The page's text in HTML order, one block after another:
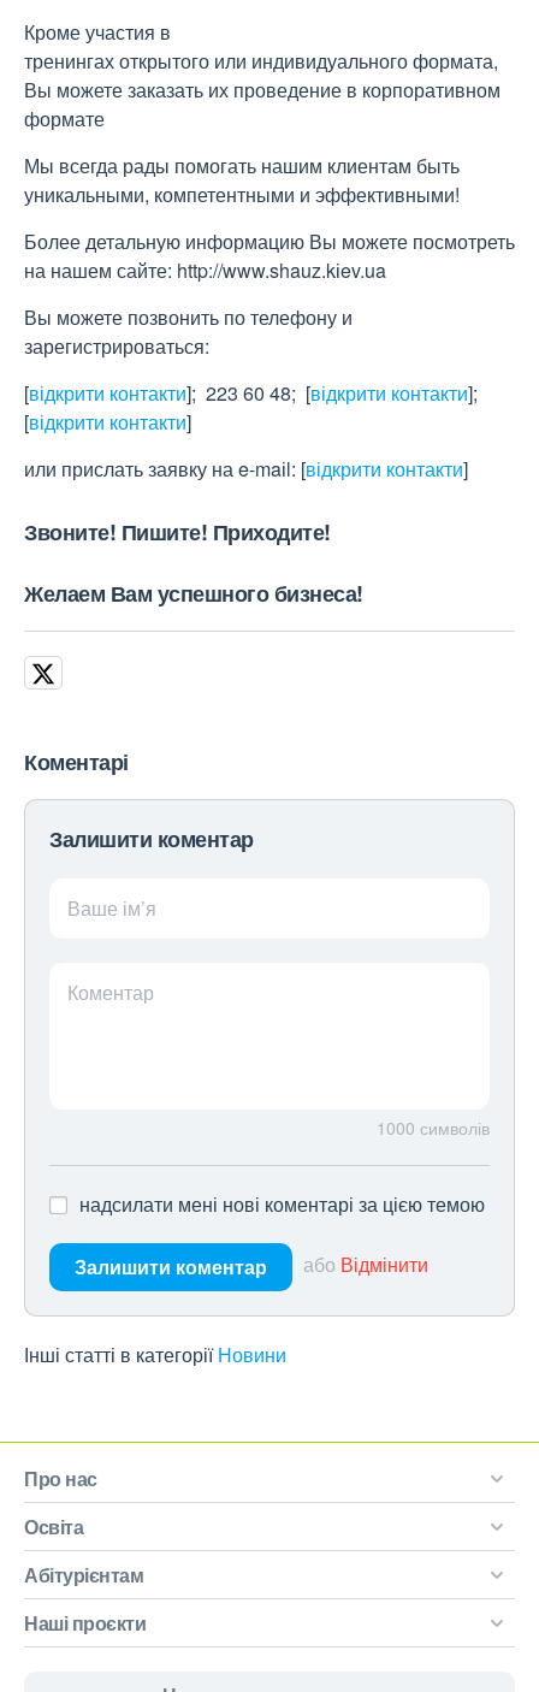
Кроме участия в
тренингах открытого или индивидуального формата,
Вы можете заказать их проведение в корпоративном
формате
Мы всегда рады помогать нашим клиентам быть
уникальными, компетентными и эффективными!
Более детальную информацию Вы можете посмотреть
на нашем сайте: http://www.shauz.kіev.ua
Вы можете позвонить по телефону и
зарегистрироваться:
[відкрити контакти]; 223 60 48; [відкрити контакти];
[відкрити контакти]
или прислать заявку на e-maіl: [відкрити контакти]
Звоните! Пишите! Приходите!
Желаем Вам успешного бизнеса!
Коментарі
Залишити коментар
Ваше ім’я
Коментар
1000 символів
надсилати мені нові коментарі за цією темою
Залишити коментар або Відмінити
Інші статті в категорії Новини
Про нас
Освіта
Абітурієнтам
Наші проєкти